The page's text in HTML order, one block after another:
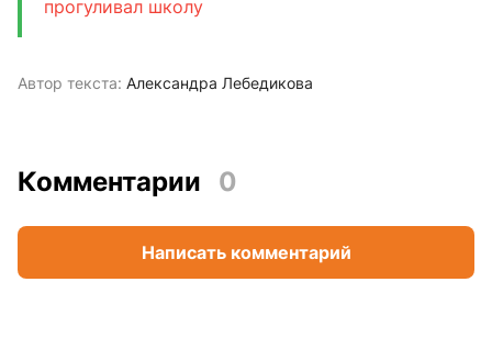
прогуливал школу
Автор текста: Александра Лебедикова
Комментарии 0
Написать комментарий